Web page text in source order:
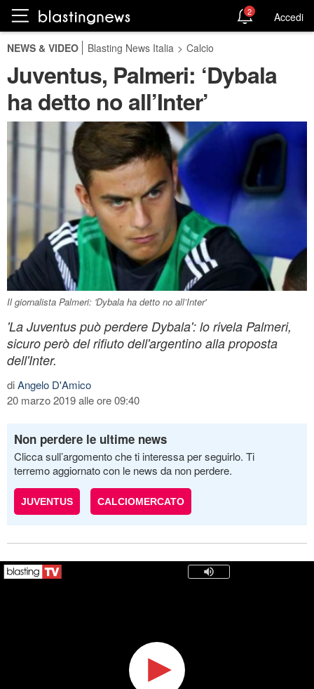
2 Accedi
NEWS & VIDEO Blasting News Italia > Calcio
Juventus, Palmeri: ‘Dybala
ha detto no all’Inter’
Il giornalista Palmeri: 'Dybala ha detto no all’Inter'
'La Juventus può perdere Dybala': lo rivela Palmeri,
sicuro però del rifiuto dell'argentino alla proposta
dell'Inter.
diAngelo D'Amico
20 marzo 2019 alle ore 09:40
Non perdere le ultime news
Clicca sull’argomento che ti interessa per seguirlo. Ti
terremo aggiornato con le news da non perdere.
JUVENTUS CALCIOMERCATO